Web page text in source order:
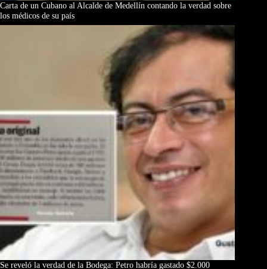
Carta de un Cubano al Alcalde de Medellín contando la verdad sobre
los médicos de su país
Se reveló la verdad de la Bodega: Petro habría gastado $2.000